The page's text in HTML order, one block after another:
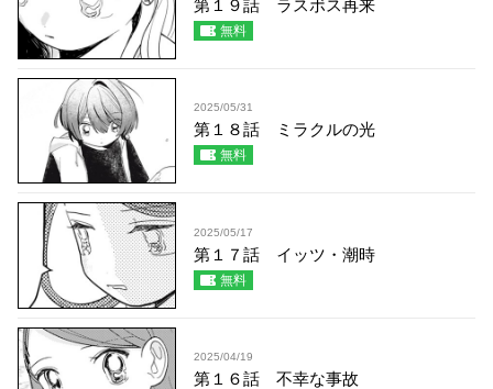
第１９話 ラスボス再来
無料
2025/05/31
第１８話 ミラクルの光
無料
2025/05/17
第１７話 イッツ・潮時
無料
2025/04/19
第１６話 不幸な事故